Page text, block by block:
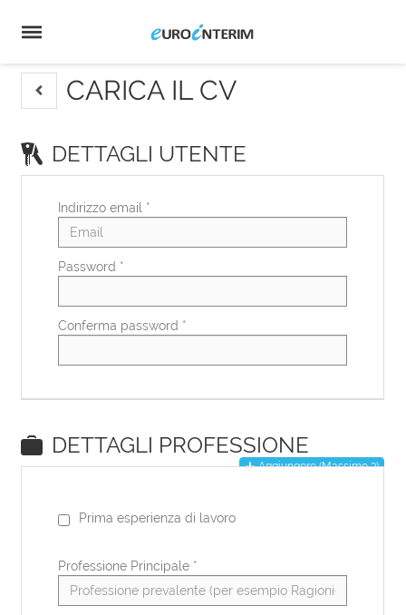
Home
Offerte
di
lavoro
Carica
il
Login
DE
ES